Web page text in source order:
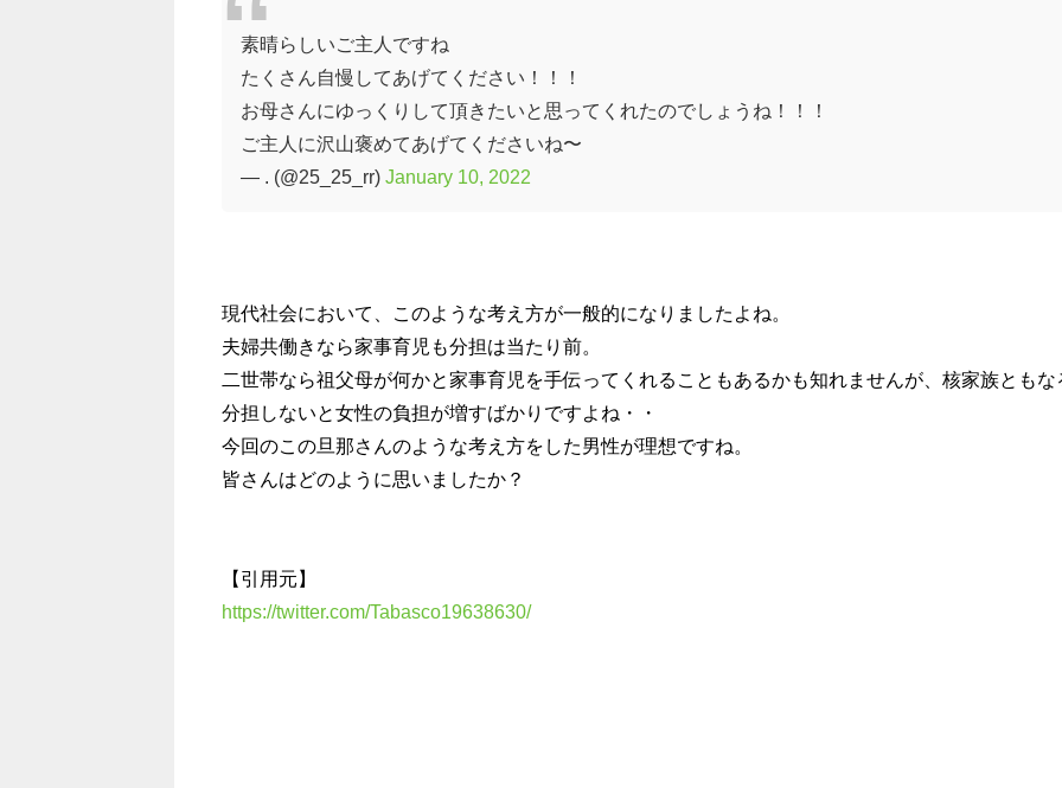
素晴らしいご主人ですね
たくさん自慢してあげてください！！！
お母さんにゆっくりして頂きたいと思ってくれたのでしょうね！！！
ご主人に沢山褒めてあげてくださいね〜
— . (@25_25_rr) January 10, 2022
現代社会において、このような考え方が一般的になりましたよね。
夫婦共働きなら家事育児も分担は当たり前。
二世帯なら祖父母が何かと家事育児を手伝ってくれることもあるかも知れませんが、核家族ともな
分担しないと女性の負担が増すばかりですよね・・
今回のこの旦那さんのような考え方をした男性が理想ですね。
皆さんはどのように思いましたか？
【引用元】
https://twitter.com/Tabasco19638630/